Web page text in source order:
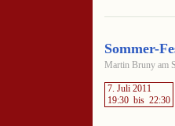
Sommer-
Martin Bruny am
7. Juli 2011
19:30 bis 22:30